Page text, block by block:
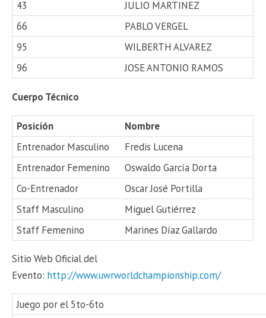
43
JULIO MARTINEZ
66
PABLO VERGEL
95
WILBERTH ALVAREZ
96
JOSE ANTONIO RAMOS
Cuerpo Técnico
Posición
Nombre
Entrenador Masculino
Fredis Lucena
Entrenador Femenino
Oswaldo García Dorta
Co-Entrenador
Oscar José Portilla
Staff Masculino
Miguel Gutiérrez
Staff Femenino
Marines Díaz Gallardo
Sitio Web Oficial del
Evento: http://www.uwrworldchampionship.com/
Juego por el 5to-6to